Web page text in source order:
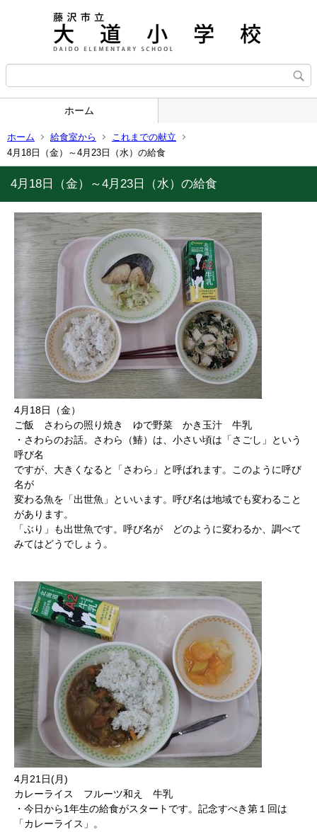
ホーム
ホーム 給食室から
これまでの献立
4月18日（金）～4月23日（水）の給食
4月18日（金）～4月23日（水）の給食
4月18日（金）
ご飯 さわらの照り焼き ゆで野菜 かき玉汁 牛乳
・さわらのお話。さわら（鰆）は、小さい頃は「さごし」という
呼び名
ですが、大きくなると「さわら」と呼ばれます。このように呼び
名が
変わる魚を「出世魚」といいます。呼び名は地域でも変わること
があります。
「ぶり」も出世魚です。呼び名が どのように変わるか、調べて
みてはどうでしょう。
4月21日(月)
カレーライス フルーツ和え 牛乳
・今日から1年生の給食がスタートです。記念すべき第１回は
「カレーライス」。